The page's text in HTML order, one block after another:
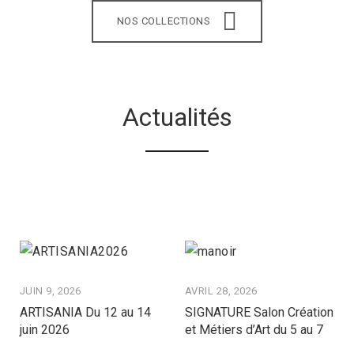
NOS COLLECTIONS
Actualités
JUIN 9, 2026
ARTISANIA Du 12 au 14
juin 2026
AVRIL 28, 2026
SIGNATURE Salon Création
et Métiers d’Art du 5 au 7